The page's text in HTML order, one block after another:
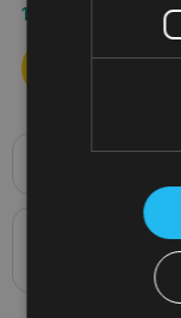
16,10
BeHappy M Leine
Details zur
Vorschriften: